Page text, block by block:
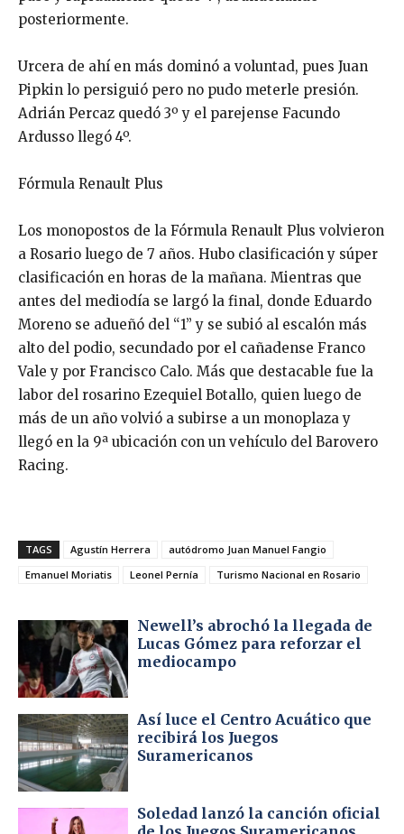
posteriormente.
Urcera de ahí en más dominó a voluntad, pues Juan
Pipkin lo persiguió pero no pudo meterle presión.
Adrián Percaz quedó 3º y el parejense Facundo
Ardusso llegó 4º.
Fórmula Renault Plus
Los monopostos de la Fórmula Renault Plus volvieron
a Rosario luego de 7 años. Hubo clasificación y súper
clasificación en horas de la mañana. Mientras que
antes del mediodía se largó la final, donde Eduardo
Moreno se adueñó del “1” y se subió al escalón más
alto del podio, secundado por el cañadense Franco
Vale y por Francisco Calo. Más que destacable fue la
labor del rosarino Ezequiel Botallo, quien luego de
más de un año volvió a subirse a un monoplaza y
llegó en la 9ª ubicación con un vehículo del Barovero
Racing.
TAGS Agustín Herrera
autódromo Juan Manuel Fangio
Emanuel Moriatis
Leonel Pernía Turismo Nacional en Rosario
Newell’s abrochó la llegada de
Lucas Gómez para reforzar el
mediocampo
Así luce el Centro Acuático que
recibirá los Juegos
Suramericanos
Soledad lanzó la canción oficial